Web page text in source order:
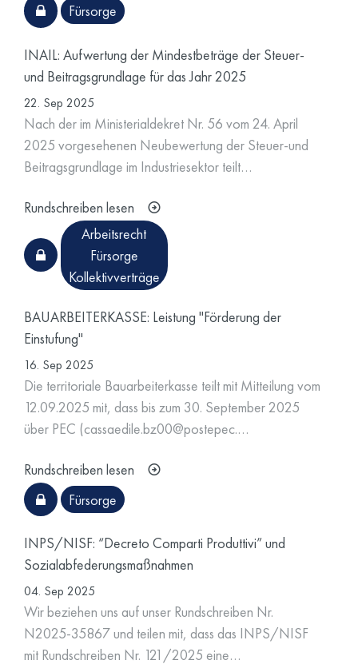
Fürsorge
INAIL: Aufwertung der Mindestbeträge der Steuer-
und Beitragsgrundlage für das Jahr 2025
22. Sep 2025
Nach der im Ministerialdekret Nr. 56 vom 24. April
2025 vorgesehenen Neubewertung der Steuer-und
Beitragsgrundlage im Industriesektor teilt…
Rundschreiben lesen
Arbeitsrecht
Fürsorge
Kollektivverträge
BAUARBEITERKASSE: Leistung "Förderung der
Einstufung"
16. Sep 2025
Die territoriale Bauarbeiterkasse teilt mit Mitteilung vom
12.09.2025 mit, dass bis zum 30. September 2025
über PEC (cassaedile.bz00@postepec.…
Rundschreiben lesen
Fürsorge
INPS/NISF: “Decreto Comparti Produttivi” und
Sozialabfederungsmaßnahmen
04. Sep 2025
Wir beziehen uns auf unser Rundschreiben Nr.
N2025-35867 und teilen mit, dass das INPS/NISF
mit Rundschreiben Nr. 121/2025 eine…